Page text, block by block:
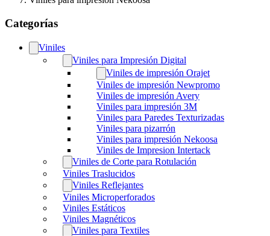
Categorías
Viniles
Viniles para Impresión Digital
Viniles de impresión Orajet
Viniles de impresión Newpromo
Viniles de impresión Avery
Viniles para impresión 3M
Viniles para Paredes Texturizadas
Viniles para pizarrón
Viniles para impresión Nekoosa
Viniles de Impresion Intertack
Viniles de Corte para Rotulación
Viniles Traslucidos
Viniles Reflejantes
Viniles Microperforados
Viniles Estáticos
Viniles Magnéticos
Viniles para Textiles